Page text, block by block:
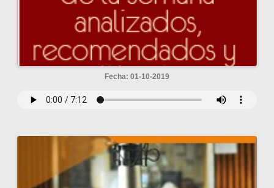
Fecha: 01-10-2019